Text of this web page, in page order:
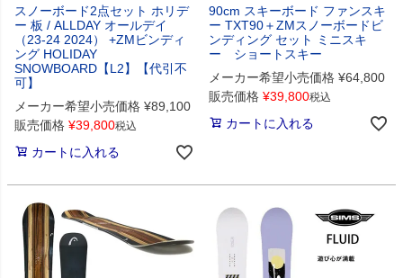
スノーボード2点セット ホリデ
ー 板 / ALLDAY オールデイ
（23-24 2024） +ZMビンディ
ング HOLIDAY
SNOWBOARD【L2】【代引不
可】
メーカー希望小売価格 ¥89,100
販売価格 ¥39,800税込
カートに入れる
90cm スキーボード ファンスキ
ー TXT90＋ZMスノーボードビ
ンディング セット ミニスキ
ー ショートスキー
メーカー希望小売価格 ¥64,800
販売価格 ¥39,800税込
カートに入れる